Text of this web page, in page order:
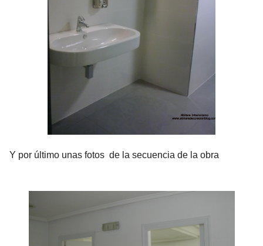
Y por último unas fotos de la secuencia de la obra